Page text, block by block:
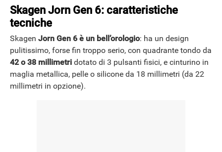
Skagen Jorn Gen 6: caratteristiche
tecniche
Skagen Jorn Gen 6 è un bell’orologio: ha un design
pulitissimo, forse fin troppo serio, con quadrante tondo da
42 o 38 millimetri dotato di 3 pulsanti fisici, e cinturino in
maglia metallica, pelle o silicone da 18 millimetri (da 22
millimetri in opzione).